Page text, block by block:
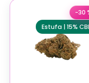
Estufa | 15%
-30